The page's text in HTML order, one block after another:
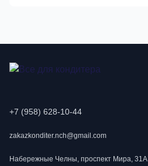
+7 (958) 628-10-44
zakazkonditer.nch@gmail.com
Набережные Челны, проспект Мира, 31А